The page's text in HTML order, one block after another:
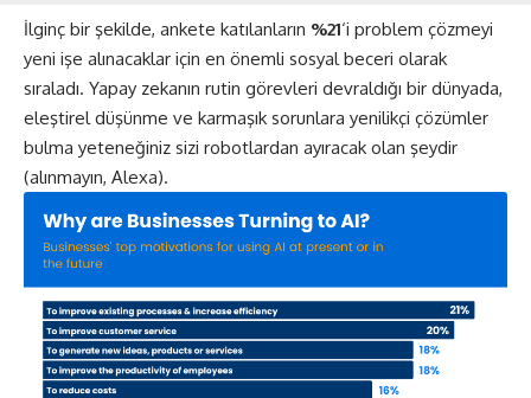
İlginç bir şekilde, ankete katılanların %21‘i problem çözmeyi
yeni işe alınacaklar için en önemli sosyal beceri olarak
sıraladı. Yapay zekanın rutin görevleri devraldığı bir dünyada,
eleştirel düşünme ve karmaşık sorunlara yenilikçi çözümler
bulma yeteneğiniz sizi robotlardan ayıracak olan şeydir
(alınmayın, Alexa).